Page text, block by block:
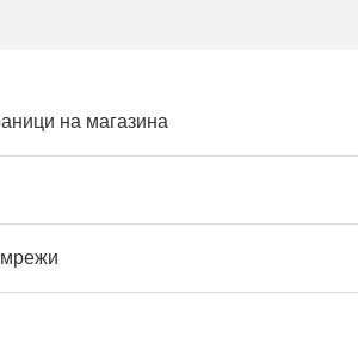
на магазина
мрежи